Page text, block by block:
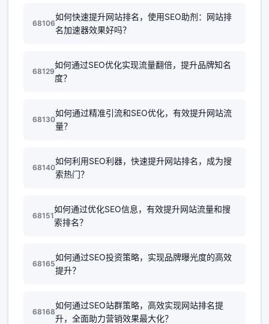
68106
如何快速提升网站排名，使用SEO助剂：网站排
名加速器效果好吗？
68129
如何通过SEO优化实现流量翻倍，提升品牌知名
度？
68130
如何通过精准引流和SEO优化，有效提升网站流
量？
68140
如何利用SEO利器，快速提升网站排名，成为搜
索热门？
68151
如何通过优化SEO信息，有效提升网站流量和搜
索排名？
68165
如何通过SEO投资策略，实现品牌曝光度的高效
提升？
68168
如何通过SEO站群策略，高效实现网站排名提
升，全面助力营销效果最大化？